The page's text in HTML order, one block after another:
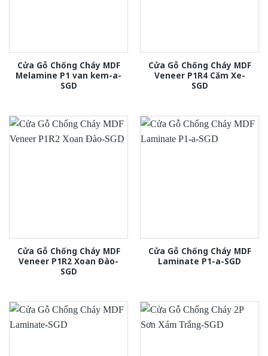
Cửa Gỗ Chống Cháy MDF
Melamine P1 van kem-a-
SGD
Cửa Gỗ Chống Cháy MDF
Veneer P1R4 Căm Xe-
SGD
Cửa Gỗ Chống Cháy MDF
Veneer P1R2 Xoan Đào-
SGD
Cửa Gỗ Chống Cháy MDF
Laminate P1-a-SGD